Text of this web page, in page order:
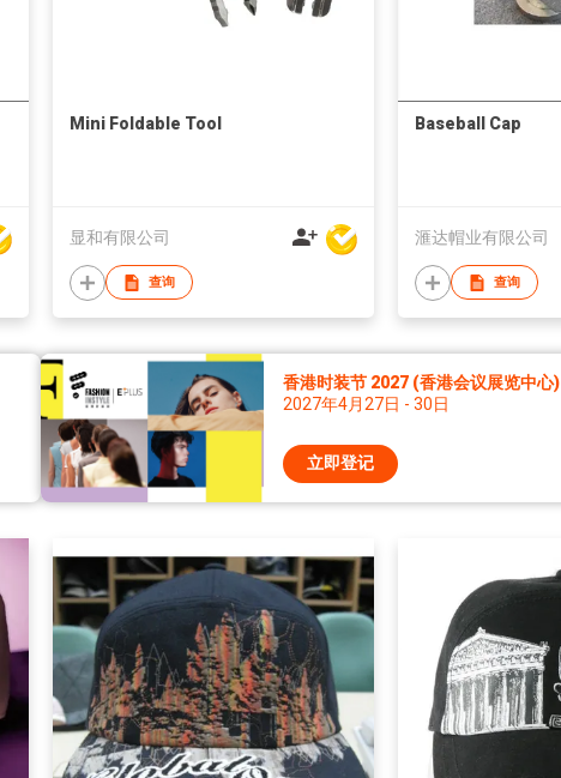
Mini Foldable Tool
显和有限公司
查询
Baseball Cap
滙达帽业有限公司
查询
香港时装节 2027 (香港会议展览中心)
2027年4月27日 - 30日
立即登记